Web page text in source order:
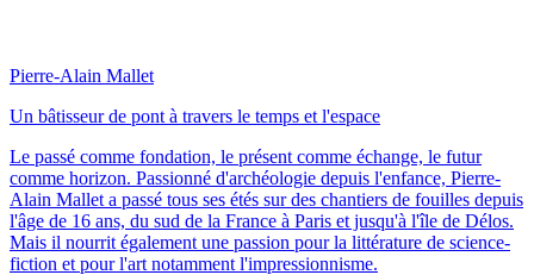
Pierre-Alain Mallet
Un bâtisseur de pont à travers le temps et l'espace
Le passé comme fondation, le présent comme échange, le futur
comme horizon. Passionné d'archéologie depuis l'enfance, Pierre-
Alain Mallet a passé tous ses étés sur des chantiers de fouilles depuis
l'âge de 16 ans, du sud de la France à Paris et jusqu'à l'île de Délos.
Mais il nourrit également une passion pour la littérature de science-
fiction et pour l'art notamment l'impressionnisme.